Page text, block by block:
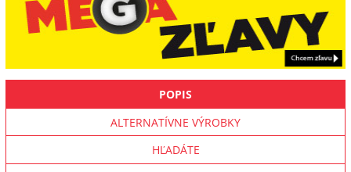
POPIS
ALTERNATÍVNE VÝROBKY
HĽADÁTE